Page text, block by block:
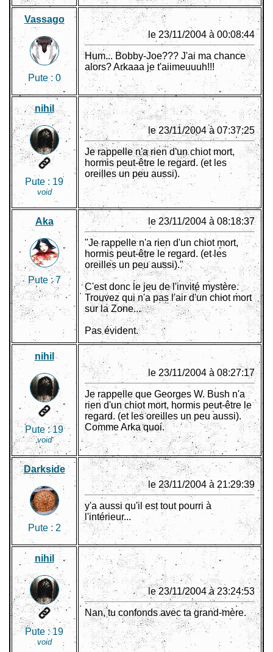
Vassago
Pute :0
le 23/11/2004 à 00:08:44
Hum... Bobby-Joe??? J'ai ma chance
alors? Arkaaa je t'aiimeuuuh!!!
nihil
Pute : 19
void
le 23/11/2004 à 07:37:25
Je rappelle n'a rien d'un chiot mort,
hormis peut-être le regard. (et les
oreilles un peu aussi).
Aka
Pute :7
le 23/11/2004 à 08:18:37
"Je rappelle n'a rien d'un chiot mort,
hormis peut-être le regard. (et les
oreilles un peu aussi)."
C'est donc le jeu de l'invité mystère.
Trouvez qui n'a pas l'air d'un chiot mort
sur la Zone...
Pas évident.
nihil
Pute :19
void
le 23/11/2004 à 08:27:17
Je rappelle que Georges W. Bush n'a
rien d'un chiot mort, hormis peut-être le
regard. (et les oreilles un peu aussi).
Comme Arka quoi.
Darkside
Pute : 2
le 23/11/2004 à 21:29:39
y'a aussi qu'il est tout pourri à
l'intérieur...
nihil
Pute :19
void
le 23/11/2004 à 23:24:53
Nan, tu confonds avec ta grand-mère.